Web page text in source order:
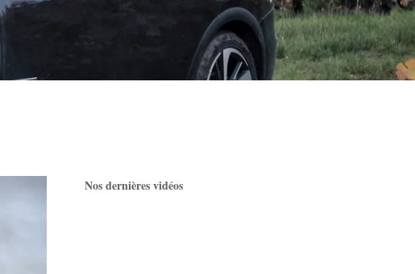
Nos dernières vidéos